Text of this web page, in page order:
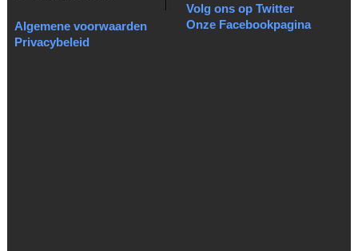
Algemene voorwaarden
Privacybeleid
Volg ons op Twitter
Onze Facebookpagina